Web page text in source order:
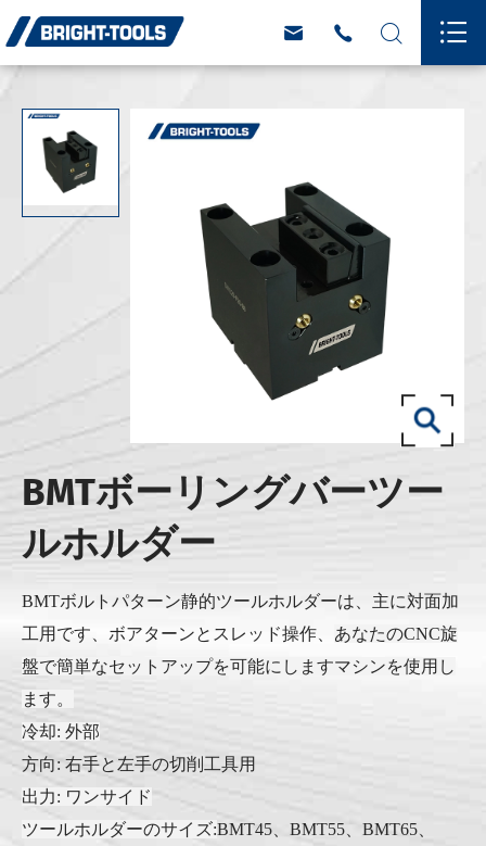
   
BMTボーリングバーツー
ルホルダー
BMTボルトパターン静的ツールホルダーは、主に対面加
工用です 、ボアターンとスレッド操作、 あなたのCNC旋
盤で簡単なセットアップを可能にしますマシンを使用し
ます。
冷却: 外部
方向: 右手と左手の切削工具用
出力: ワンサイド
ツールホルダーのサイズ:BMT45、BMT55、BMT65、